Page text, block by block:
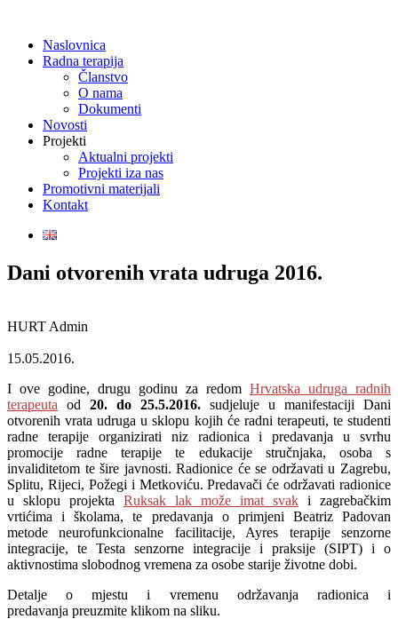
Naslovnica
Radna terapija
Članstvo
O nama
Dokumenti
Novosti
Projekti
Aktualni projekti
Projekti iza nas
Promotivni materijali
Kontakt
Dani otvorenih vrata udruga 2016.
HURT Admin
15.05.2016.
I ove godine, drugu godinu za redom Hrvatska udruga radnih
terapeuta od 20. do 25.5.2016. sudjeluje u manifestaciji Dani
otvorenih vrata udruga u sklopu kojih će radni terapeuti, te studenti
radne terapije organizirati niz radionica i predavanja u svrhu
promocije radne terapije te edukacije stručnjaka, osoba s
invaliditetom te šire javnosti. Radionice će se održavati u Zagrebu,
Splitu, Rijeci, Požegi i Metkoviću. Predavači će održavati radionice
u sklopu projekta Ruksak lak može imat svak i zagrebačkim
vrtićima i školama, te predavanja o primjeni Beatriz Padovan
metode neurofunkcionalne facilitacije, Ayres terapije senzorne
integracije, te Testa senzorne integracije i praksije (SIPT) i o
aktivnostima slobodnog vremena za osobe starije životne dobi.
Detalje o mjestu i vremenu održavanja radionica i
predavanja preuzmite klikom na sliku.